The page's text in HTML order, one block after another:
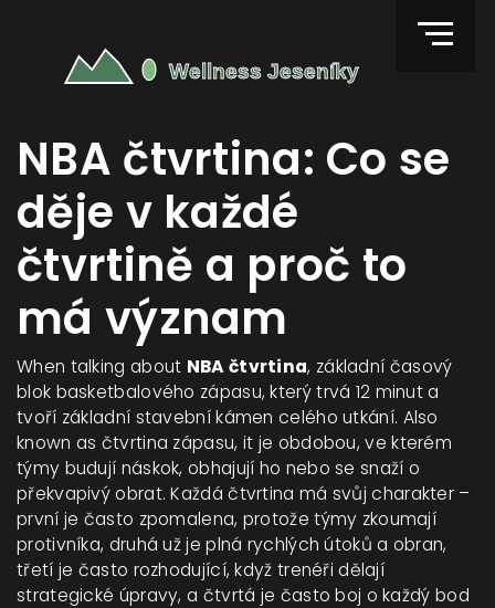
NBA čtvrtina: Co se
děje v každé
čtvrtině a proč to
má význam
When talking about NBA čtvrtina, základní časový
blok basketbalového zápasu, který trvá 12 minut a
tvoří základní stavební kámen celého utkání. Also
known as čtvrtina zápasu, it je obdobou, ve kterém
týmy budují náskok, obhajují ho nebo se snaží o
překvapivý obrat. Každá čtvrtina má svůj charakter –
první je často zpomalena, protože týmy zkoumají
protivníka, druhá už je plná rychlých útoků a obran,
třetí je často rozhodující, když trenéři dělají
strategické úpravy, a čtvrtá je často boj o každý bod